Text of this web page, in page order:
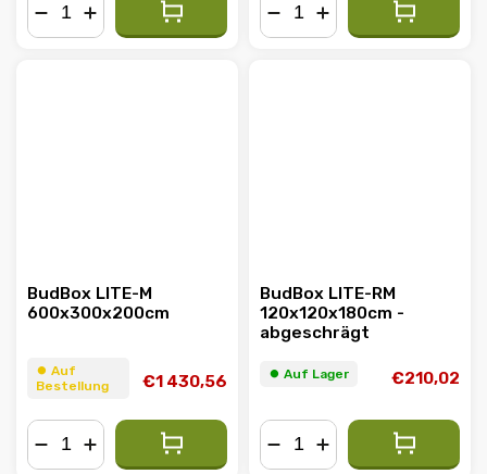
BudBox LITE-M
600x300x200cm
⏺︎ Auf
Bestellung
€1 430,56
BudBox LITE-RM
120x120x180cm -
abgeschrägt
⏺︎ Auf Lager €210,02